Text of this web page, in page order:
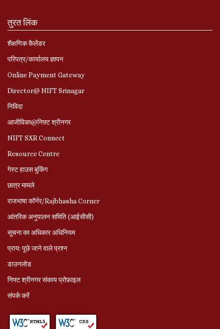
तुरत लिंक
शैक्षणिक कैलेंडर
परिपत्र/कार्यालय ज्ञापन
Online Payment Gateway
Director@ NIFT Srinagar
निविदा
आजीविका@निफ़्ट श्रीनगर
NIFT SXR Connect
Resource Centre
गेस्ट हाउस बुकिंग
छात्र मामले
राजभाषा कॉर्नर/Rajbhasha Corner
आंतरिक अनुपालन समिति (आईसीसी)
सूचना का अधिकार अधिनियम
प्राय: पूछे जाने वाले प्रश्‍न
डाउनलोड
निफ्ट श्रीनगर संकाय प्रोफ़ाइल
संपर्क करें